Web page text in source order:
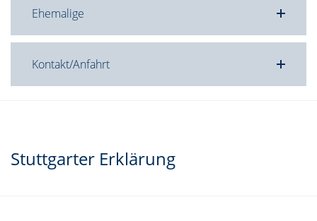
Ehemalige
Kontakt/Anfahrt
Stuttgarter Erklärung